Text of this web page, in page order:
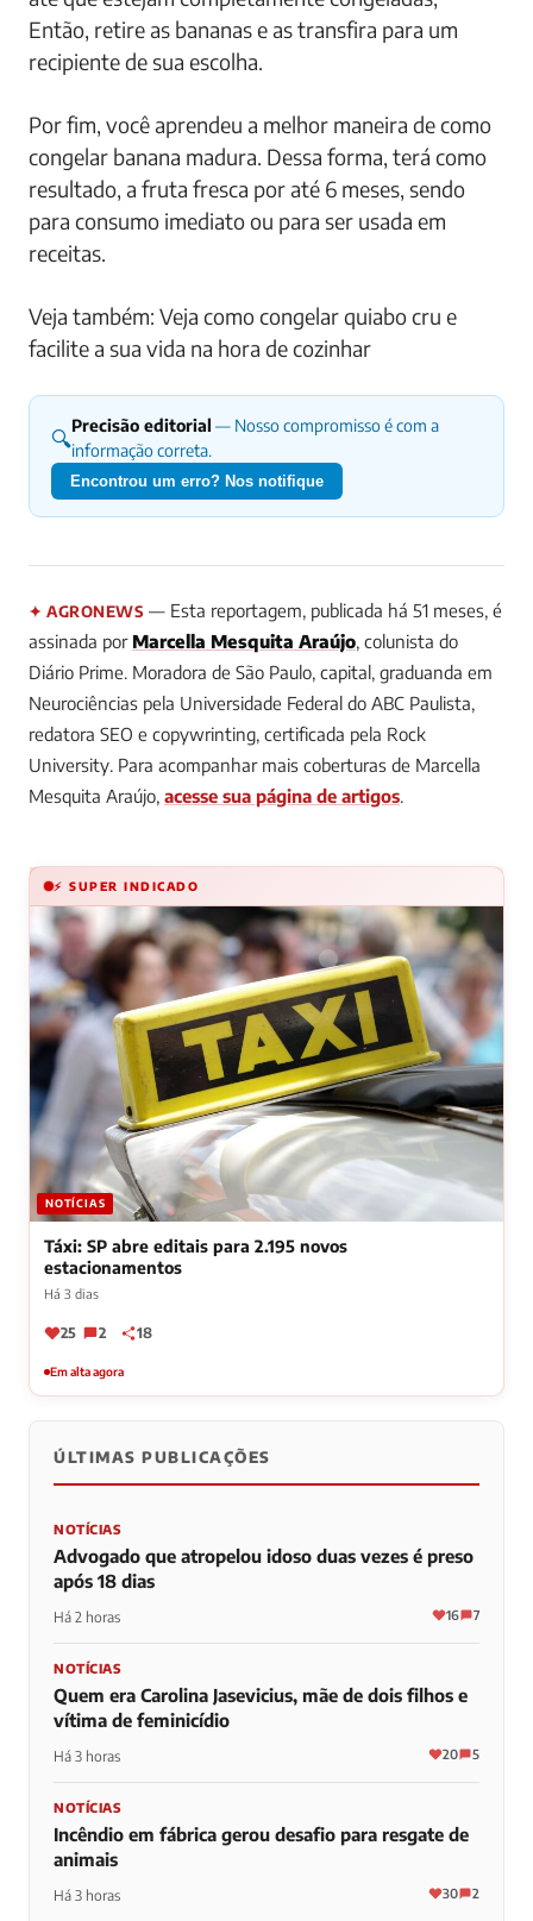
Então, retire as bananas e as transfira para um
recipiente de sua escolha.
Por fim, você aprendeu a melhor maneira de como
congelar banana madura. Dessa forma, terá como
resultado, a fruta fresca por até 6 meses, sendo
para consumo imediato ou para ser usada em
receitas.
Veja também: Veja como congelar quiabo cru e
facilite a sua vida na hora de cozinhar
🔍Precisão editorial — Nosso compromisso é com a
informação correta.
Encontrou um erro? Nos notifique
✦ AGRONEWS — Esta reportagem, publicada há 51 meses, é
assinada por Marcella Mesquita Araújo, colunista do
Diário Prime. Moradora de São Paulo, capital, graduanda em
Neurociências pela Universidade Federal do ABC Paulista,
redatora SEO e copywrinting, certificada pela Rock
University. Para acompanhar mais coberturas de Marcella
Mesquita Araújo, acesse sua página de artigos.
⚡ SUPER INDICADO
NOTÍCIAS
Táxi: SP abre editais para 2.195 novos
estacionamentos
Há 3 dias
25 2 18
Em alta agora
ÚLTIMAS PUBLICAÇÕES
NOTÍCIAS
Advogado que atropelou idoso duas vezes é preso
após 18 dias
Há 2 horas 16 7
NOTÍCIAS
Quem era Carolina Jasevicius, mãe de dois filhos e
vítima de feminicídio
Há 3 horas 20 5
NOTÍCIAS
Incêndio em fábrica gerou desafio para resgate de
animais
Há 3 horas 30 2